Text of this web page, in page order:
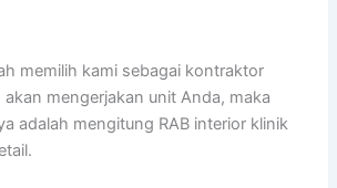
memilih kami sebagai kontraktor
mengerjakan unit Anda, maka
adalah mengitung RAB interior klinik